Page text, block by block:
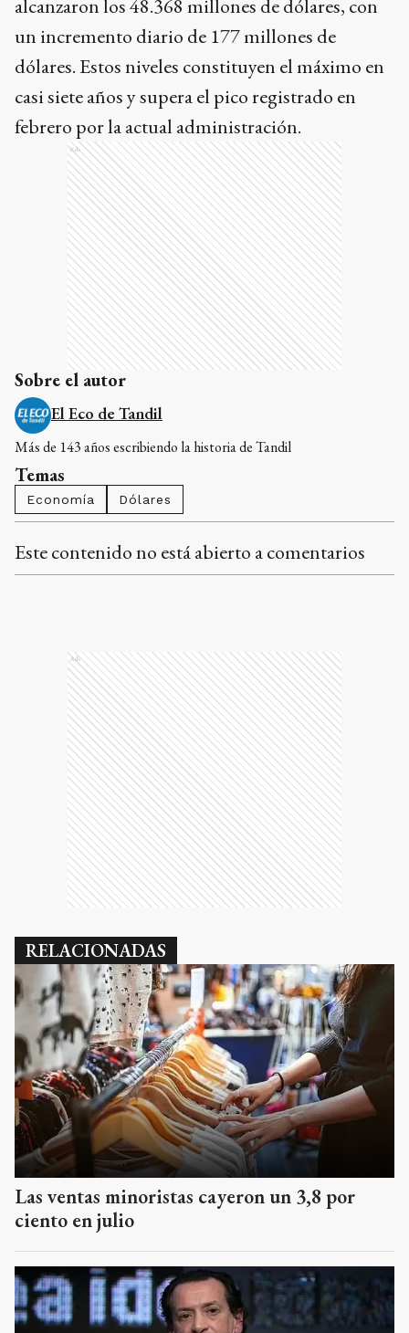
alcanzaron los 48.368 millones de dólares, con
un incremento diario de 177 millones de
dólares. Estos niveles constituyen el máximo en
casi siete años y supera el pico registrado en
febrero por la actual administración.
Ads
Sobre el autor
El Eco de Tandil
Más de 143 años escribiendo la historia de Tandil
Temas
Economía Dólares
Este contenido no está abierto a comentarios
Ads
RELACIONADAS
Las ventas minoristas cayeron un 3,8 por
ciento en julio